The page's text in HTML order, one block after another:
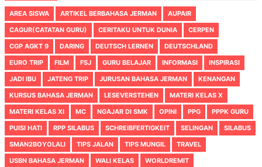
AREA SISWA ARTIKEL BERBAHASA JERMAN
AUPAIR
CAGUR(CATATAN GURU)
CERITAKU UNTUK DUNIA
CERPEN
CGP AGKT 9
DARING DEUTSCH LERNEN
DEUTSCHLAND
EURO TRIP
FILM FSJ GURU BELAJAR INFORMASI
INSPIRASI
JADI IBU
JATENG TRIP JURUSAN BAHASA JERMAN
KENANGAN
KURSUS BAHASA JERMAN
LESEVERSTEHEN
MATERI KELAS X
MATERI KELAS XI
MC NGAJAR DI SMK OPINI PPG
PPPK GURU
PUISI HATI
RPP SILABUS SCHREIBFERTIGKEIT SELINGAN
SILABUS
SMAN2BOYOLALI
TIPS JALAN TIPS MUNGIL
TRAVEL
USBN BAHASA JERMAN
WALI KELAS WORLDREMIT